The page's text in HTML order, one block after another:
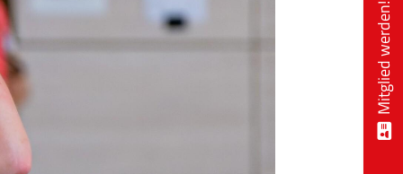
Mitglied werden!